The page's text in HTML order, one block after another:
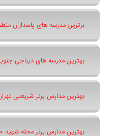
برترین مدرسه های پاسداران
بهترین مدرسه های دیباجی
بهترین مدارس برتر شریعتی
بهترین مدارس برتر محله شهید